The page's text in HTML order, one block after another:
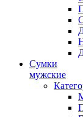
Сумки
мужские